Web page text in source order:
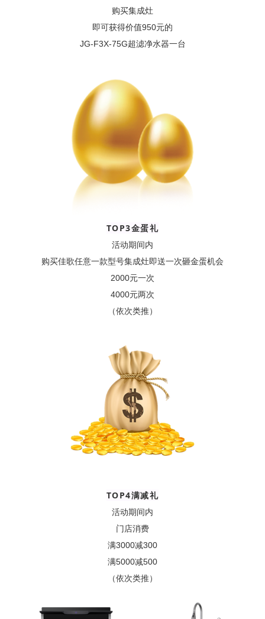
购买集成灶
即可获得价值950元的
JG-F3X-75G超滤净水器一台
TOP3金蛋礼
活动期间内
购买佳歌任意一款型号集成灶即送一次砸金蛋机会
2000元一次
4000元两次
（依次类推）
TOP4满减礼
活动期间内
门店消费
满3000减300
满5000减500
（依次类推）